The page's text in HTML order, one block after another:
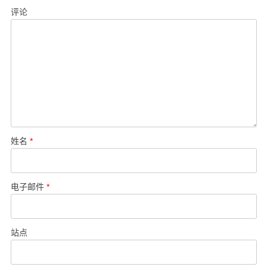
评论
姓名 *
电子邮件 *
站点